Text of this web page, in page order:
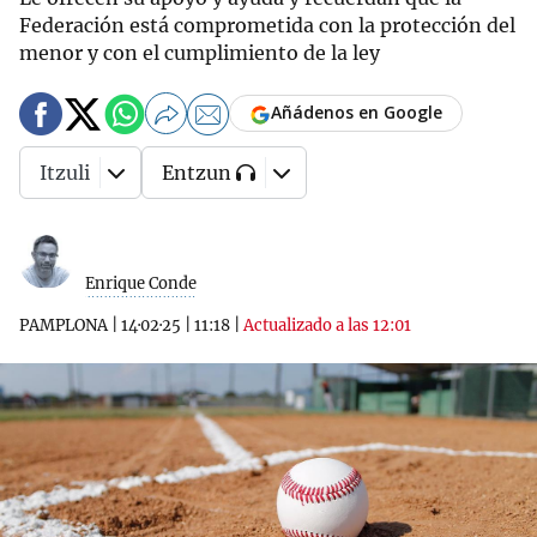
Federación está comprometida con la protección del
menor y con el cumplimiento de la ley
Enrique Conde
PAMPLONA| 14·02·25 11:18 |Actualizado a las 12:01
Añádenos en Google
Itzuli Entzun